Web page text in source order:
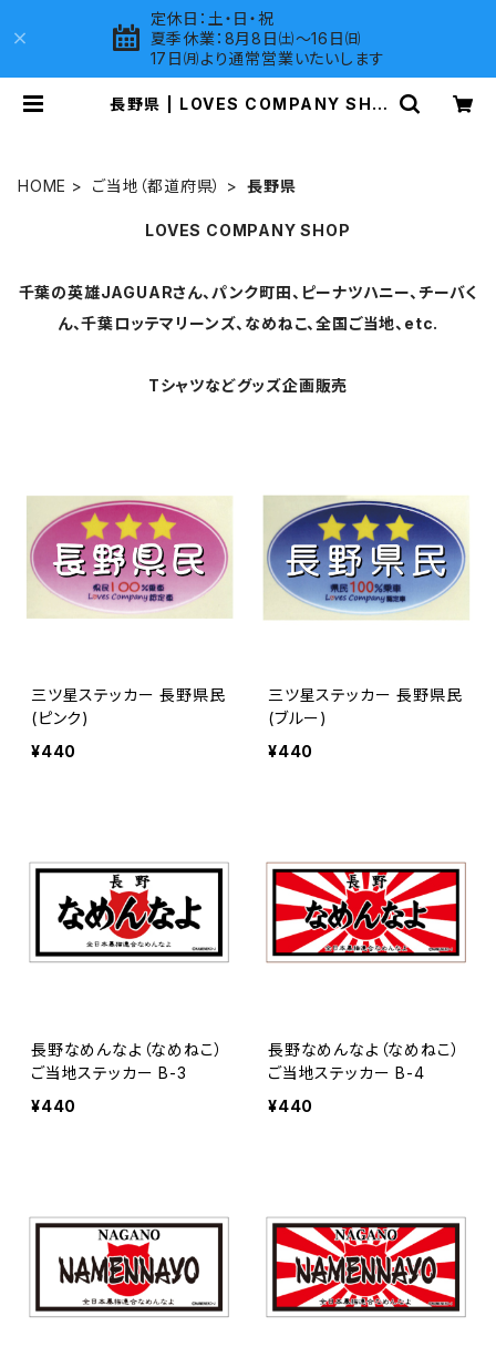
定休日：土・日・祝
夏季休業：8月8日㈯～16日㈰
17日㈪より通常営業いたいします
長野県 | LOVES COMPANY SHO
HOME ご当地（都道府県） 長野県
LOVES COMPANY SHOP
千葉の英雄JAGUARさん、パンク町田、ピーナツハニー、チーバく
ん、千葉ロッテマリーンズ、なめねこ、全国ご当地、etc.
Tシャツなどグッズ企画販売
三ツ星ステッカー 長野県民
(ピンク)
¥440
三ツ星ステッカー 長野県民
(ブルー)
¥440
長野なめんなよ（なめねこ）
ご当地ステッカー B-3
¥440
長野なめんなよ（なめねこ）
ご当地ステッカー B-4
¥440